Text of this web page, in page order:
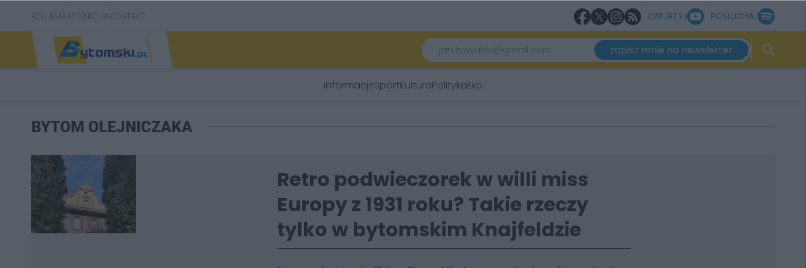
REKLAMAREDAKCJAKONTAKT OBEJRZYJ POSŁUCHAJ
zapisz mnie na newsletter
InformacjeSportKulturaPolitykaEko
BYTOM OLEJNICZAKA
Retro podwieczorek w willi miss
Europy z 1931 roku? Takie rzeczy
tylko w bytomskim Knajfeldzie